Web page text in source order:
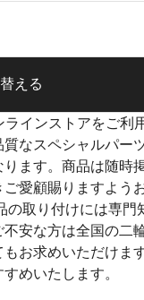
える
ラインストアをご利
質なスペシャルパー
ります。商品は随時
愛顧賜りますよう
取り付けには専門
安な方は全国の二
もお求めいただけま
めいたします。